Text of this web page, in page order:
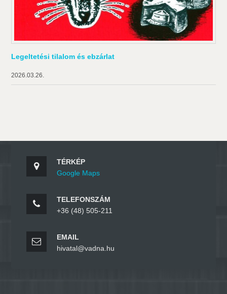
Legeltetési tilalom és ebzárlat
2026.03.26.
TÉRKÉP
Google Maps
TELEFONSZÁM
+36 (48) 505-211
EMAIL
hivatal@vadna.hu